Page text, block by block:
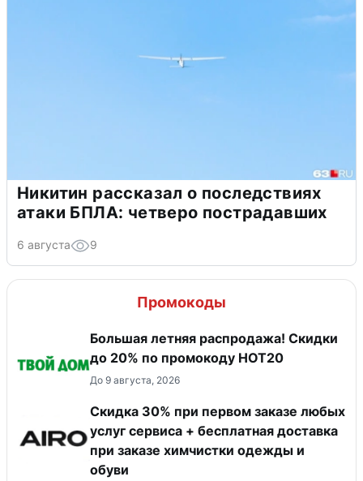
Никитин рассказал о последствиях
атаки БПЛА: четверо пострадавших
6 августа 9
Промокоды
Большая летняя распродажа! Скидки
до 20% по промокоду HOT20
До 9 августа, 2026
Скидка 30% при первом заказе любых
услуг сервиса + бесплатная доставка
при заказе химчистки одежды и
обуви